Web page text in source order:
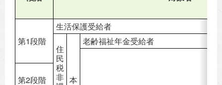
第1段階
生活保護受給者
住
民
税
非 本
老齢福祉年金受給者
第2段階